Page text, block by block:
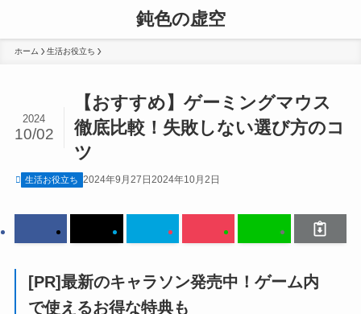
鈍色の虚空
ホーム 生活お役立ち
【おすすめ】ゲーミングマウス
徹底比較！失敗しない選び方のコ
ツ
2024
10/02
生活お役立ち 2024年9月27日 2024年10月2日
[PR]最新のキャラソン発売中！ゲーム内
で使えるお得な特典も